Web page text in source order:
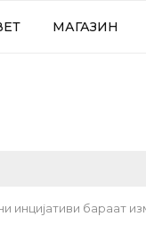
МАГАЗИН
инцијативи бараат